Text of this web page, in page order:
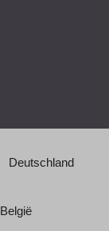
Deutschland
België